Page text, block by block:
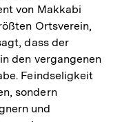
von Makkabi
Ortsverein,
dass der
den vergangenen
Feindseligkeit
sondern
und